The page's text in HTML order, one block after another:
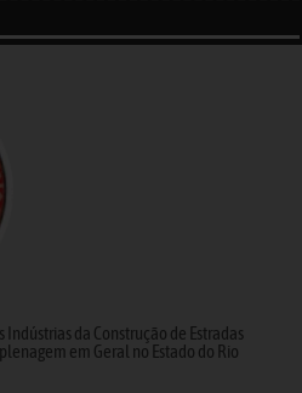
da Construção de Estradas
em Geral no Estado do Rio